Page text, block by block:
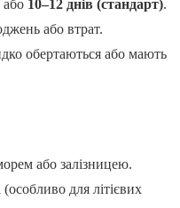
або 10–12 днів (стандарт).
або втрат.
обертаються або мають
або залізницею.
для літієвих